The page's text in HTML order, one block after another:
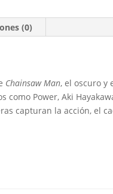
(0)
Chainsaw Man, el oscuro y
Power, Aki
capturan la acción, el